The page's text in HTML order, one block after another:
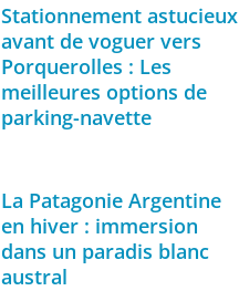
Stationnement astucieux
avant de voguer vers
Porquerolles : Les
meilleures options de
parking-navette
La Patagonie Argentine
en hiver : immersion
dans un paradis blanc
austral